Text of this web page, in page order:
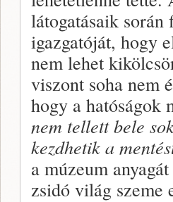
látogatásaik
igazgatóját, hogy
nem lehet
viszont soha nem
hogy a ható­ságok
nem tellett bele
kezdhetik a
a múzeum
zsidó világ szeme